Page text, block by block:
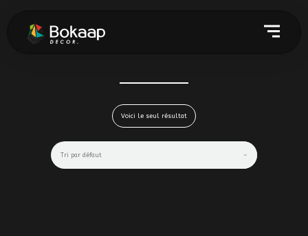
Voici le seul résultat